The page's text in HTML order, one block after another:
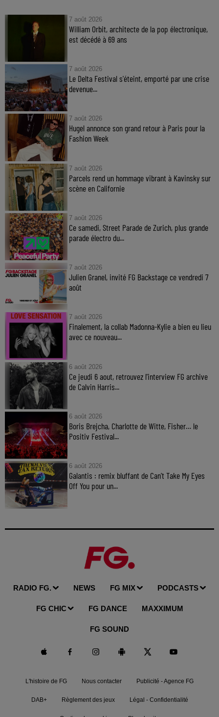
7 août 2026
William Orbit, architecte de la pop électronique,
est décédé à 69 ans
7 août 2026
Le Delta Festival s'éteint, emporté par une crise
devenue...
7 août 2026
Hugel annonce son grand retour à Paris pour la
Fashion Week
7 août 2026
Parcels rend un hommage vibrant à Kavinsky sur
scène en Californie
7 août 2026
Ce samedi, Street Parade de Zurich, plus grande
parade électro du...
7 août 2026
Julien Granel, invité FG Backstage ce vendredi 7
août
7 août 2026
Finalement, la collab Madonna-Kylie a bien eu lieu
avec ce nouveau...
6 août 2026
Ce jeudi 6 aout, retrouvez l'interview FG archive
de Calvin Harris...
6 août 2026
Boris Brejcha, Charlotte de Witte, Fisher… le
Positiv Festival...
6 août 2026
Galantis : remix bluffant de Can’t Take My Eyes
Off You pour un...
RADIO FG. NEWS FG MIX PODCASTS
FG CHIC FG DANCE MAXXIMUM
FG SOUND
L'histoire de FG Nous contacter Publicité - Agence FG
DAB+ Règlement des jeux Légal - Confidentialité